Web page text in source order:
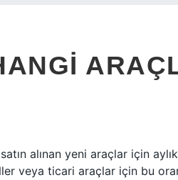
alınan yeni araçlar için
veya ticari araçlar için bu